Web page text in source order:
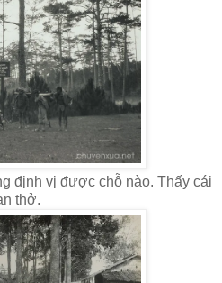
định vị được chỗ nào. Thấy cái
thở.